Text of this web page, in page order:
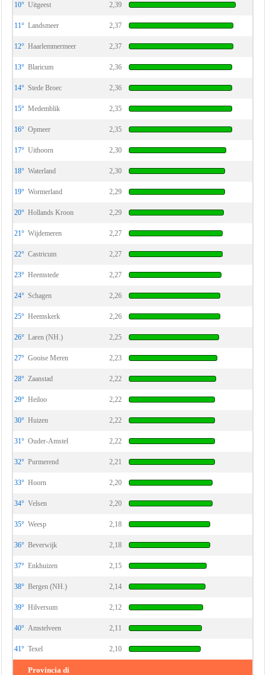
10° Uitgeest 2,39
11° Landsmeer 2,37
12° Haarlemmermeer 2,37
13° Blaricum 2,36
14° Stede Broec 2,36
15° Medemblik 2,35
16° Opmeer 2,35
17° Uithoorn 2,30
18° Waterland 2,30
19° Wormerland 2,29
20° Hollands Kroon 2,29
21° Wijdemeren 2,27
22° Castricum 2,27
23° Heemstede 2,27
24° Schagen 2,26
25° Heemskerk 2,26
26° Laren (NH.) 2,25
27° Gooise Meren 2,23
28° Zaanstad 2,22
29° Heiloo 2,22
30° Huizen 2,22
31° Ouder-Amstel 2,22
32° Purmerend 2,21
33° Hoorn 2,20
34° Velsen 2,20
35° Weesp 2,18
36° Beverwijk 2,18
37° Enkhuizen 2,15
38° Bergen (NH.) 2,14
39° Hilversum 2,12
40° Amstelveen 2,11
41° Texel 2,10
Provincia di